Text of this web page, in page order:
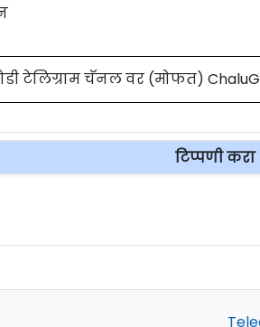
टेलिग्राम चॅनल वर (मोफत)
टिप्पणी